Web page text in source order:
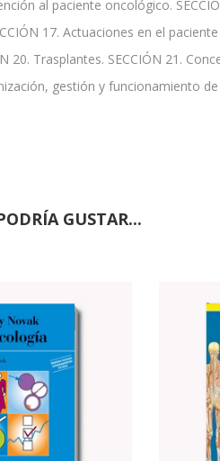
al paciente oncológico.
17. Actuaciones en el
20. Trasplantes. SECCIÓN 21.
gestión y funcionamiento
GUSTAR...